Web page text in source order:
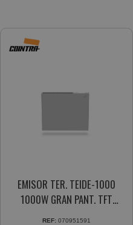
EMISOR TER. TEIDE-1000
1000W GRAN PANT. TFT
PROGR. DIARIA/SEMANAL
REF: 070951591